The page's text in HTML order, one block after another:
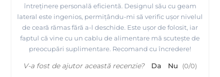
întreținere personală eficientă. Designul său cu geam
lateral este ingenios, permițându-mi să verific ușor nivelul
de ceară rămas fără a-l deschide. Este ușor de folosit, iar
faptul că vine cu un cablu de alimentare mă scutește de
preocupări suplimentare. Recomand cu încredere!
V-a fost de ajutor această recenzie? Da Nu (0/0)